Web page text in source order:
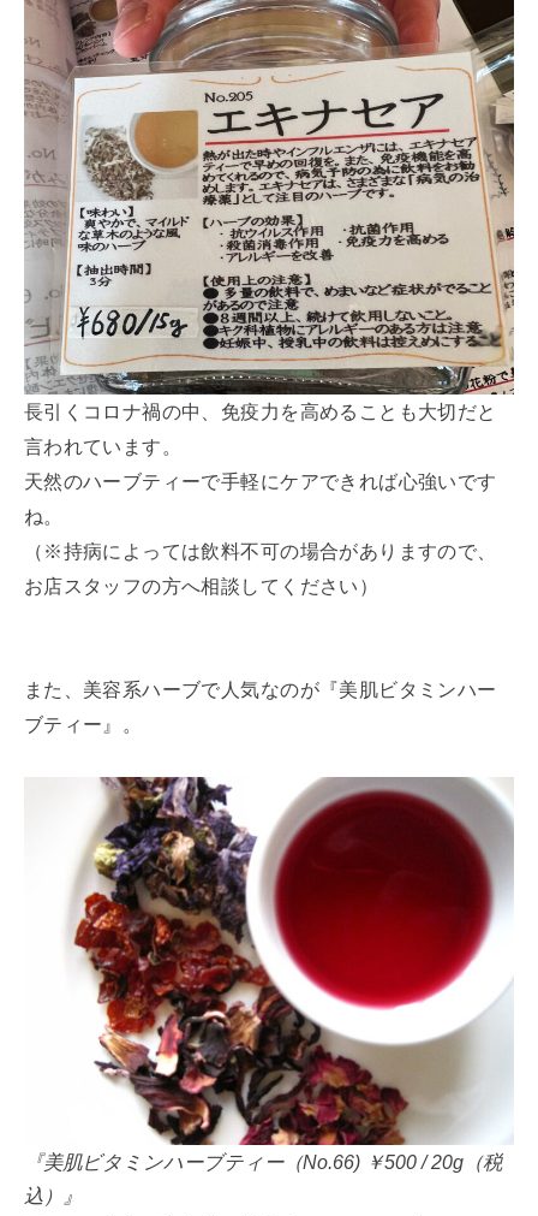
長引くコロナ禍の中、免疫力を高めることも大切だと
言われています。
天然のハーブティーで手軽にケアできれば心強いです
ね。
（※持病によっては飲料不可の場合がありますので、
お店スタッフの方へ相談してください）
また、美容系ハーブで人気なのが『美肌ビタミンハー
ブティー』。
『美肌ビタミンハーブティー（No.66) ￥500 / 20g（税
込）』